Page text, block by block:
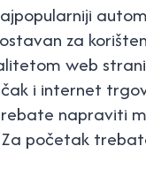
za
web
i internet
napraviti
početak